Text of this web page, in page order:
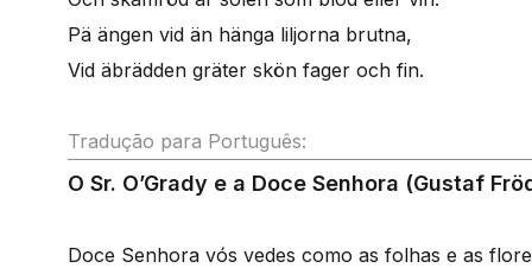
Pä ängen vid än hänga liljorna brutna,
Vid äbrädden gräter skön fager och fin.
Tradução para Português:
O Sr. O’Grady e a Doce Senhora (Gustaf
Doce Senhora vós vedes como as folhas e as